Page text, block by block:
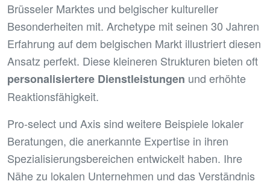
Brüsseler Marktes und belgischer kultureller
Besonderheiten mit. Archetype mit seinen 30 Jahren
Erfahrung auf dem belgischen Markt illustriert diesen
Ansatz perfekt. Diese kleineren Strukturen bieten oft
personalisiertere Dienstleistungen und erhöhte
Reaktionsfähigkeit.
Pro-select und Axis sind weitere Beispiele lokaler
Beratungen, die anerkannte Expertise in ihren
Spezialisierungsbereichen entwickelt haben. Ihre
Nähe zu lokalen Unternehmen und das Verständnis